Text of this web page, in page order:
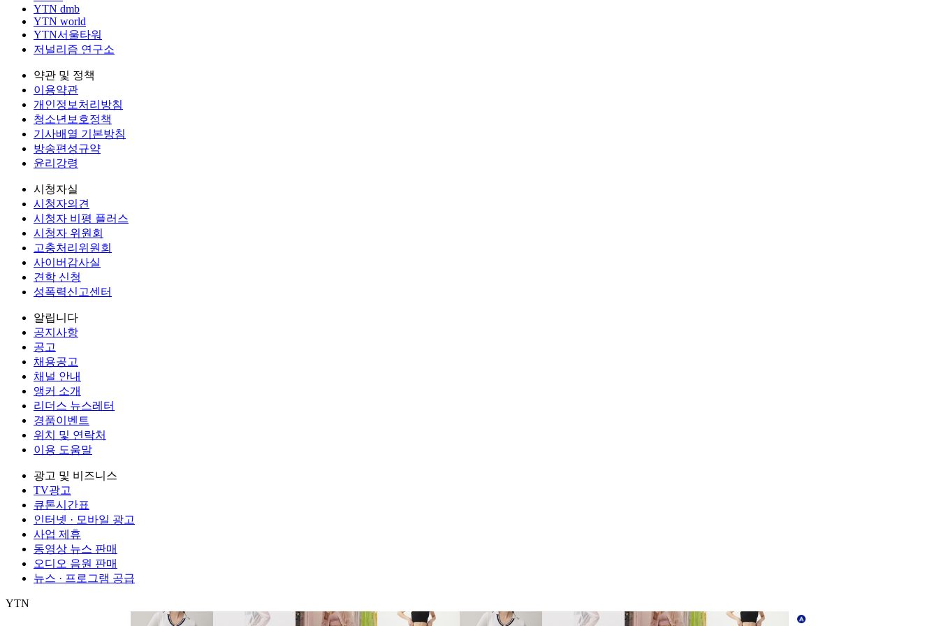
YTN dmb
YTN world
YTN서울타워
저널리즘 연구소
약관 및 정책
이용약관
개인정보처리방침
청소년보호정책
기사배열 기본방침
방송편성규약
윤리강령
시청자실
시청자의견
시청자 비평 플러스
시청자 위원회
고충처리위원회
사이버감사실
견학 신청
성폭력신고센터
알립니다
공지사항
공고
채용공고
채널 안내
앵커 소개
리더스 뉴스레터
경품이벤트
위치 및 연락처
이용 도움말
광고 및 비즈니스
TV광고
큐톤시간표
인터넷 · 모바일 광고
사업 제휴
동영상 뉴스 판매
오디오 음원 판매
뉴스 · 프로그램 공급
YTN
서울특별시 마포구 상암산로 76 (상암동) 대표전화: 02-398-8000 팩스: 02-398-8129
사업자등록번호: 102-81-32883